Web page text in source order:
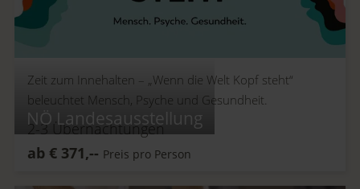
NÖ Landesausstellung
Zeit zum Innehalten – „Wenn die Welt Kopf steht“
beleuchtet Mensch, Psyche und Gesundheit.
2-3Übernachtungen
ab € 371,-- Preis pro Person